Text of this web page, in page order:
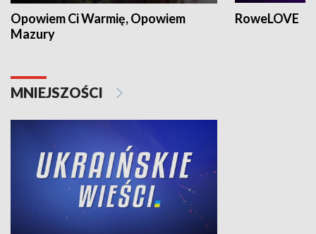
Opowiem Ci Warmię, Opowiem
Mazury
RoweLOVE
MNIEJSZOŚCI